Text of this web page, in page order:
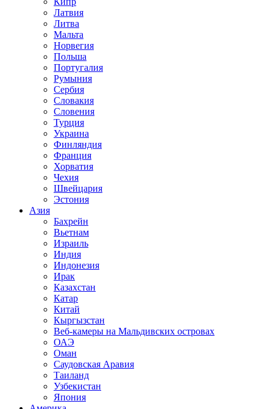
Латвия
Литва
Мальта
Норвегия
Польша
Португалия
Румыния
Сербия
Словакия
Словения
Турция
Украина
Финляндия
Франция
Хорватия
Чехия
Швейцария
Эстония
Азия
Бахрейн
Вьетнам
Израиль
Индия
Индонезия
Ирак
Казахстан
Катар
Китай
Кыргызстан
Веб-камеры на Мальдивских островах
ОАЭ
Оман
Саудовская Аравия
Таиланд
Узбекистан
Япония